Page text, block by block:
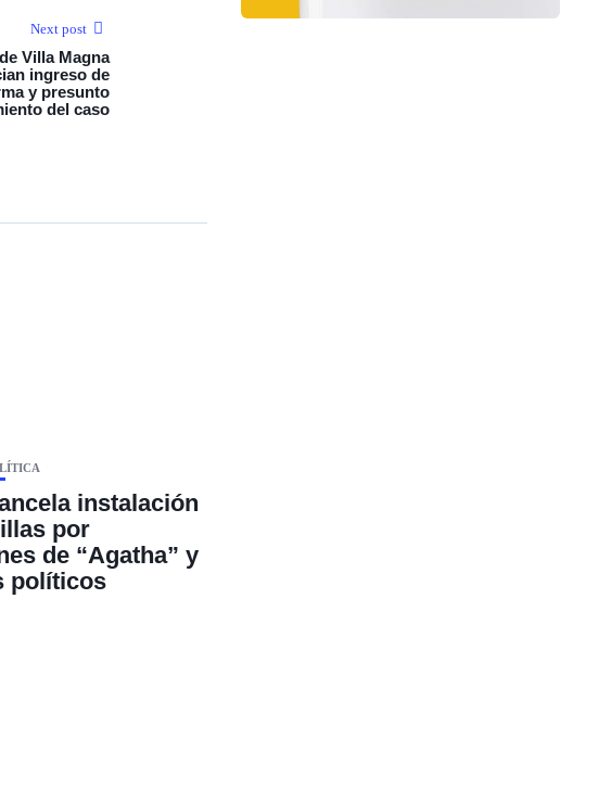
Next post
Villa Magna
ingreso de
y presunto
del caso
instalación
por
de “Agatha” y
políticos